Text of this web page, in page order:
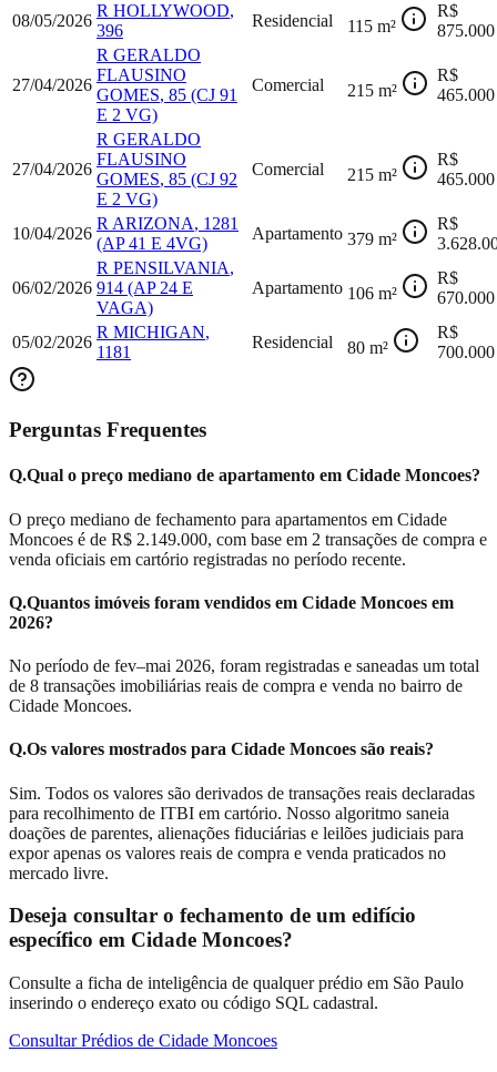
08/05/2026
R HOLLYWOOD,
396
Residencial 115 m²
R$
875.000
27/04/2026
R GERALDO
FLAUSINO
GOMES, 85 (CJ 91
E 2 VG)
Comercial 215 m²
R$
465.000
27/04/2026
R GERALDO
FLAUSINO
GOMES, 85 (CJ 92
E 2 VG)
Comercial 215 m²
R$
465.000
10/04/2026
R ARIZONA, 1281
(AP 41 E 4VG)
Apartamento 379 m²
R$
06/02/2026
R PENSILVANIA,
914 (AP 24 E
VAGA)
Apartamento 106 m²
R$
670.000
05/02/2026
R MICHIGAN,
1181
Residencial 80 m²
R$
700.000
Perguntas Frequentes
Q.Qual o preço mediano de apartamento em Cidade Moncoes?
O preço mediano de fechamento para apartamentos em Cidade
Moncoes é de R$ 2.149.000, com base em 2 transações de compra e
venda oficiais em cartório registradas no período recente.
Q.Quantos imóveis foram vendidos em Cidade Moncoes em
2026?
No período de fev–mai 2026, foram registradas e saneadas um total
de 8 transações imobiliárias reais de compra e venda no bairro de
Cidade Moncoes.
Q.Os valores mostrados para Cidade Moncoes são reais?
Sim. Todos os valores são derivados de transações reais declaradas
para recolhimento de ITBI em cartório. Nosso algoritmo saneia
doações de parentes, alienações fiduciárias e leilões judiciais para
expor apenas os valores reais de compra e venda praticados no
mercado livre.
Deseja consultar o fechamento de um edifício
específico em Cidade Moncoes?
Consulte a ficha de inteligência de qualquer prédio em São Paulo
inserindo o endereço exato ou código SQL cadastral.
Consultar Prédios de Cidade Moncoes